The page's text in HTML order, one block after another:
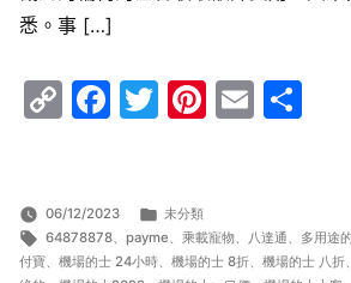
悉。事 […]
CopyFacebook
Twitter
Pinterest
Email
06/12/2023
分
類:
未分類
標
籤:
64878878、 payme、 乘載寵物、 八達通、 多用途
付寶、 機場的士 24小時、 機場的士 8折、 機場的士 八折、